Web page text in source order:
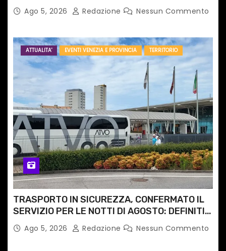
Ago 5, 2026 Redazione Nessun Commento
ATTUALITA' EVENTI VENEZIA E PROVINCIA TERRITORIO
TRASPORTO IN SICUREZZA, CONFERMATO IL
SERVIZIO PER LE NOTTI DI AGOSTO: DEFINITI
PERCORSI, FERMATE E ORARIO
Ago 5, 2026 Redazione Nessun Commento